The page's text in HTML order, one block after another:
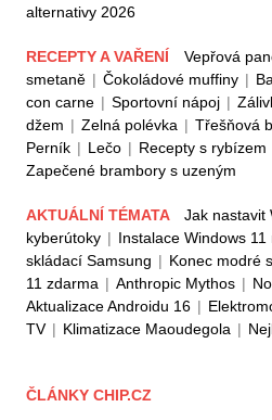
alternativy 2026
RECEPTY A VAŘENÍ Vepřová
smetaně | Čokoládové muffiny |
con carne | Sportovní nápoj |
džem | Zelná polévka | Třešňová
Perník | Lečo | Recepty s rybízem
Zapečené brambory s uzeným
AKTUÁLNÍ TÉMATA Jak nastavit
kyberútoky | Instalace Windows
skládací Samsung | Konec modré
11 zdarma | Anthropic Mythos |
Aktualizace Androidu 16 |
TV | Klimatizace Maoudegola |
ČLÁNKY CHIP.CZ